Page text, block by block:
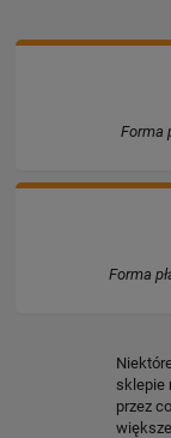
Forma
Forma
sklepie
przez